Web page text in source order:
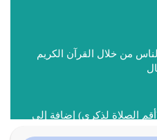
من خلال القرآن الكريم
الصلاة لذكري) إضافة إلى